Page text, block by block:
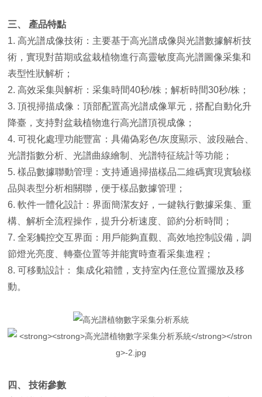
三、 產品特點
1. 高光譜成像技術：主要基于高光譜成像與光譜數據解析技
術，實現對苗期或盆栽植物進行高靈敏度高光譜圖像采集和
表型性狀解析；
2. 高效采集與解析：采集時間40秒/株；解析時間30秒/株；
3. 頂視掃描成像：頂部配置高光譜成像單元，搭配自動化升
降臺，支持對盆栽植物進行高光譜頂視成像；
4. 可視化處理功能豐富：具備偽彩色/灰度顯示、波段融合、
光譜指數分析、光譜曲線繪制、光譜特征統計等功能；
5. 樣品數據聯動管理：支持通過掃描樣品二維碼實現實驗樣
品與表型分析相關聯，便于樣品數據管理；
6. 軟件一體化設計：界面簡潔友好，一鍵執行數據采集、重
構、解析全流程操作，提升分析速度、節約分析時間；
7. 全彩觸控交互界面：用戶能夠直觀、高效地控制設備，調
節燈光亮度、轉臺位置等并能實時查看采集進程；
8. 可移動設計： 集成化箱體，支持室內任意位置擺放及移
動。
四、 技術參數